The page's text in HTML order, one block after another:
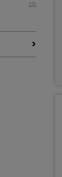
(2)